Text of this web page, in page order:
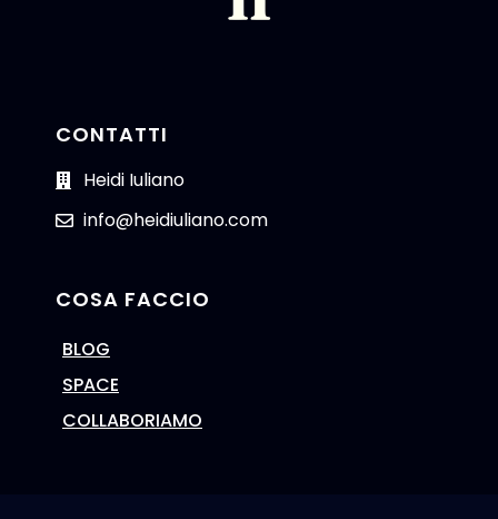
CONTATTI
Heidi Iuliano
info@heidiuliano.com
COSA FACCIO
BLOG
SPACE
COLLABORIAMO